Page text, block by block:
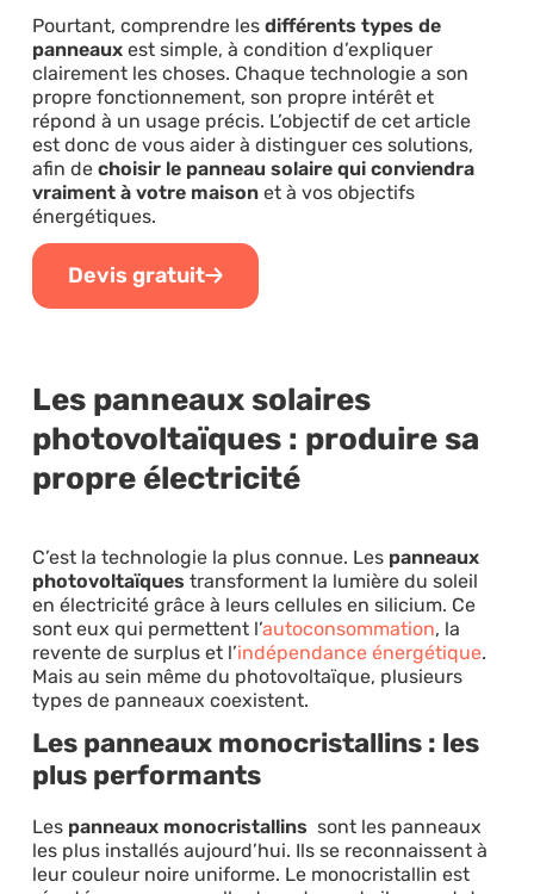
Pourtant, comprendre les différents types de
panneauxest simple, à condition d’expliquer
clairement les choses. Chaque technologie a son
propre fonctionnement, son propre intérêt et
répond à un usage précis. L’objectif de cet article
est donc de vous aider à distinguer ces solutions,
afin de choisir le panneau solaire qui conviendra
vraiment à votre maisonet à vos objectifs
énergétiques.
Devis gratuit
Les panneaux solaires
photovoltaïques : produire sa
propre électricité
C’est la technologie la plus connue. Lespanneaux
photovoltaïques transforment la lumière du soleil
en électricité grâce à leurs cellules en silicium. Ce
sont eux qui permettent l’autoconsommation, la
revente de surplus et l’indépendance énergétique.
Mais au sein même du photovoltaïque, plusieurs
types de panneaux coexistent.
Les panneaux monocristallins : les
plus performants
Les panneaux monocristallins sont les panneaux
les plus installés aujourd’hui. Ils se reconnaissent à
leur couleur noire uniforme. Le monocristallin est